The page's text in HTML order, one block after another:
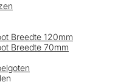
Breedte 120mm
Breedte 70mm